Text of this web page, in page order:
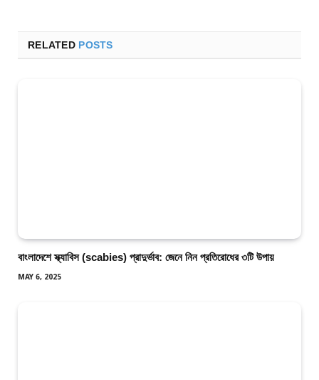
RELATED POSTS
বাংলাদেশে স্ক্যাবিস (scabies) প্রাদুর্ভাব: জেনে নিন প্রতিরোধের ৩টি উপায়
MAY 6, 2025